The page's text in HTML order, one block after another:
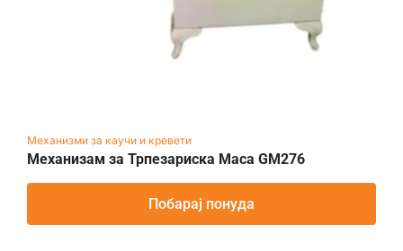
Механизми за каучи и кревети
Механизам за Трпезариска Маса GM276
Побарај понуда